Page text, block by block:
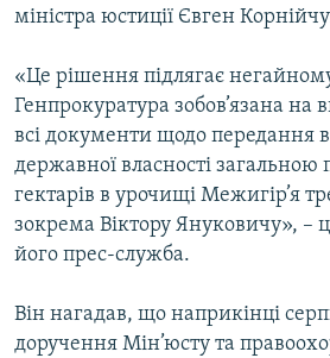
СПЕЦПРОЄКТИ
КРИМ РЕАЛІЇ
УКР
КТАТ
ДОЛУЧАЙСЯ!
мiнiстра юстицiї Євген
«Це рiшення пiдлягає
Генпрокуратура зобов’язана на
всi документи щодо передання
державної власностi загальною
гектарів в урочищi Межигiр’я
зокрема Вiктору Януковичу», –
його прес-служба.
Він нагадав, що наприкінці
доручення Мін’юсту та